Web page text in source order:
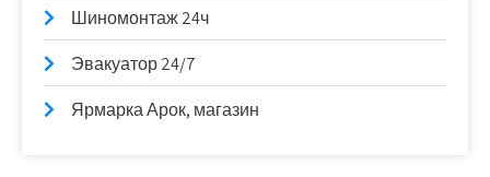
Шиномонтаж 24ч
Эвакуатор 24/7
Ярмарка Арок, магазин